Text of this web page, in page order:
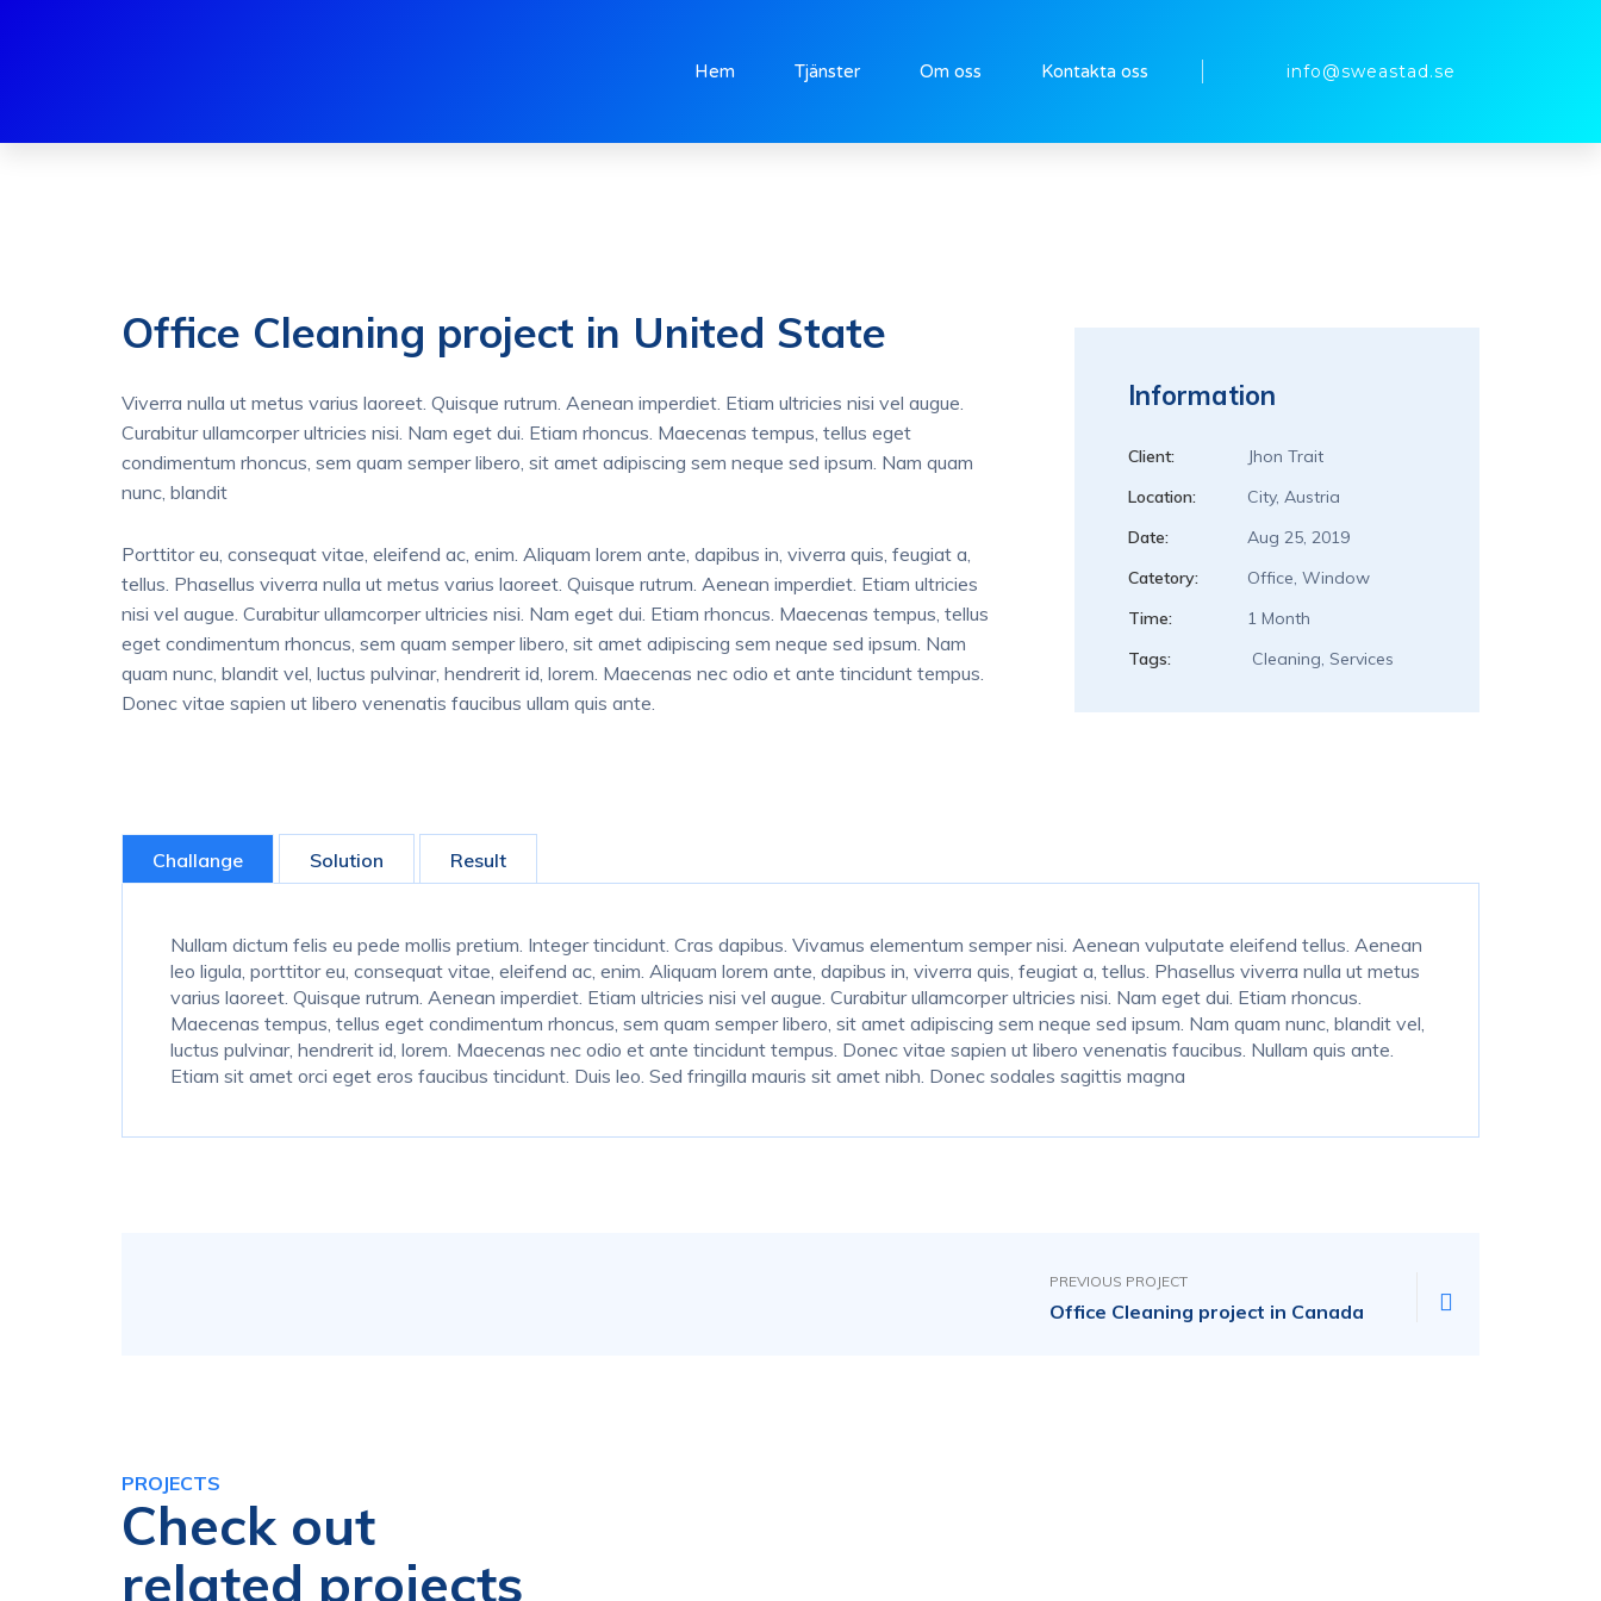
Hem Tjänster Om oss Kontakta oss info@sweastad.se
Information
Client:
Jhon Trait
Location:
City, Austria
Date:
Aug 25, 2019
Catetory:
Office, Window
Time:
1 Month
Tags:
Cleaning, Services
Office Cleaning project in United State
Viverra nulla ut metus varius laoreet. Quisque rutrum. Aenean imperdiet. Etiam ultricies nisi vel augue.
Curabitur ullamcorper ultricies nisi. Nam eget dui. Etiam rhoncus. Maecenas tempus, tellus eget
condimentum rhoncus, sem quam semper libero, sit amet adipiscing sem neque sed ipsum. Nam quam
nunc, blandit
Porttitor eu, consequat vitae, eleifend ac, enim. Aliquam lorem ante, dapibus in, viverra quis, feugiat a,
tellus. Phasellus viverra nulla ut metus varius laoreet. Quisque rutrum. Aenean imperdiet. Etiam ultricies
nisi vel augue. Curabitur ullamcorper ultricies nisi. Nam eget dui. Etiam rhoncus. Maecenas tempus, tellus
eget condimentum rhoncus, sem quam semper libero, sit amet adipiscing sem neque sed ipsum. Nam
quam nunc, blandit vel, luctus pulvinar, hendrerit id, lorem. Maecenas nec odio et ante tincidunt tempus.
Donec vitae sapien ut libero venenatis faucibus ullam quis ante.
Challange Solution Result
Nullam dictum felis eu pede mollis pretium. Integer tincidunt. Cras dapibus. Vivamus elementum semper nisi. Aenean vulputate eleifend tellus. Aenean
leo ligula, porttitor eu, consequat vitae, eleifend ac, enim. Aliquam lorem ante, dapibus in, viverra quis, feugiat a, tellus. Phasellus viverra nulla ut metus
varius laoreet. Quisque rutrum. Aenean imperdiet. Etiam ultricies nisi vel augue. Curabitur ullamcorper ultricies nisi. Nam eget dui. Etiam rhoncus.
Maecenas tempus, tellus eget condimentum rhoncus, sem quam semper libero, sit amet adipiscing sem neque sed ipsum. Nam quam nunc, blandit vel,
luctus pulvinar, hendrerit id, lorem. Maecenas nec odio et ante tincidunt tempus. Donec vitae sapien ut libero venenatis faucibus. Nullam quis ante.
Etiam sit amet orci eget eros faucibus tincidunt. Duis leo. Sed fringilla mauris sit amet nibh. Donec sodales sagittis magna
PREVIOUS PROJECT
Office Cleaning project in Canada
PROJECTS
Check out
related projects